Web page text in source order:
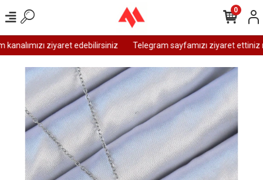
ziyaret edebilirsiniz Telegram sayfamızı ziyaret ettiniz
0